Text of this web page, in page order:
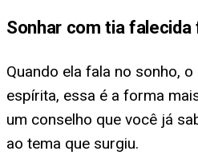
Sonhar com tia
Quando ela fala no sonho,
espírita, essa é a forma
um conselho que você já
ao tema que surgiu.